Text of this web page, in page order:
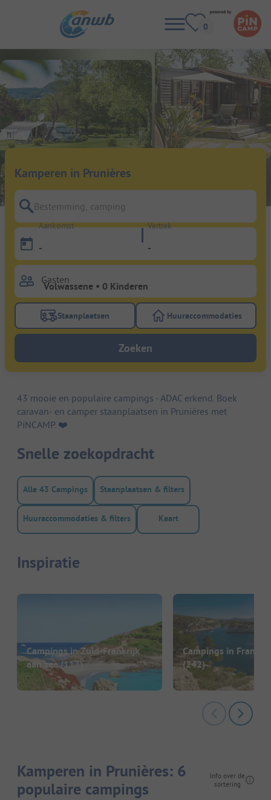
Kamperen in Prunières
Bestemming, camping
Aankomst
-
Vertrek
-
Gasten
Gebruik de filterknop staanplaatsen om te zoeken
Staanplaatsen Gebruik de
Huuraccommodaties
Zoeken
43 mooie en populaire campings - ADAC erkend. Boek
caravan- en camper staanplaatsen in Prunières met
PiNCAMP. ❤️️
Snelle zoekopdracht
Alle 43 Campings Staanplaatsen & filters
Huuraccommodaties & filters Kaart
Inspiratie
Campings in Zuid-Frankrijk
aan zee(117)
Campings in
(242)
Kamperen in Prunières: 6
populaire campings
Info over de
sortering